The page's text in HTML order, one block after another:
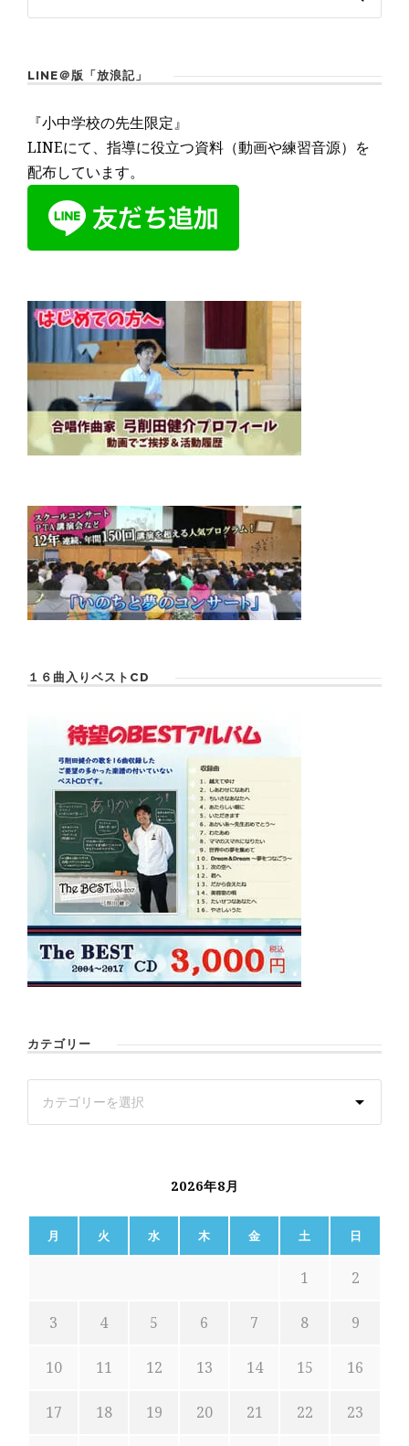
LINE＠版「放浪記」
『小中学校の先生限定』
LINEにて、指導に役立つ資料（動画や練習音源）を
配布しています。
１６曲入りベストCD
カテゴリー
2026年8月
月 火 水 木 金 土 日
1 2
3 4 5 6 7 8 9
10 11 12 13 14 15 16
17 18 19 20 21 22 23